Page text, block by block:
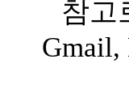
참고
Gmail,